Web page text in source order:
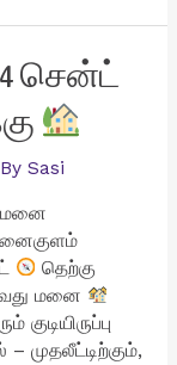
4 சென்ட்
Sasi
மனை
தெற்கு
வது மனை
முதலீட்டிற்கும்,